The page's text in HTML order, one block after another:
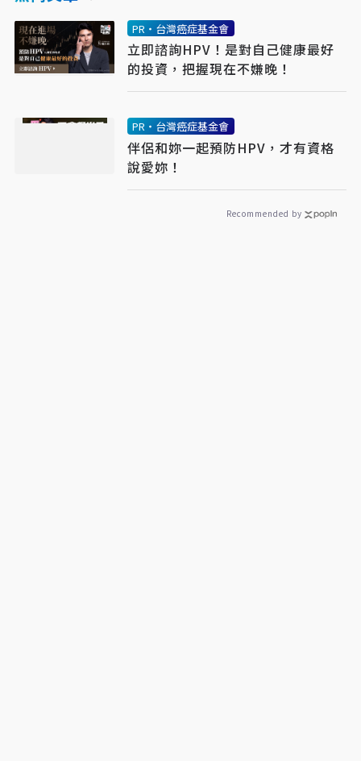
PR・台灣癌症基金會
立即諮詢HPV！是對自己健康最好
的投資，把握現在不嫌晚！
PR・台灣癌症基金會
伴侶和妳一起預防HPV，才有資格
說愛妳！
Recommended by